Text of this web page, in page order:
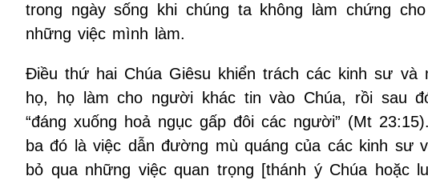
trong ngày sống khi chúng ta không làm chứng
những việc mình làm.
Điều thứ hai Chúa Giêsu khiển trách các kinh sư
họ, họ làm cho người khác tin vào Chúa, rồi sau
“đáng xuống hoả ngục gấp đôi các người” (Mt
ba đó là việc dẫn đường mù quáng của các kinh sư
bỏ qua những việc quan trọng [thánh ý Chúa hoặc